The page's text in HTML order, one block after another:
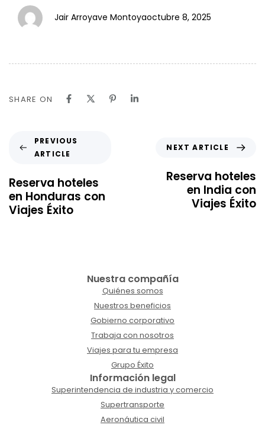
Jair Arroyave Montoyaoctubre 8, 2025
SHARE ON
PREVIOUS
ARTICLE
Reserva hoteles
en Honduras con
Viajes Éxito
NEXT ARTICLE
Reserva hoteles
en India con
Viajes Éxito
Nuestra compañía
Quiénes somos
Nuestros beneficios
Gobierno corporativo
Trabaja con nosotros
Viajes para tu empresa
Grupo Éxito
Información legal
Superintendencia de industria y comercio
Supertransporte
Aeronáutica civil